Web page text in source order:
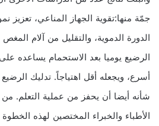
جمّة منها:تقوية الجهاز المناعي، تعزيز
الدورة الدموية، والتقليل من آلام
الرضيع يوميا بعد الاستحمام يساعده
أسرع، ويجعله أقل اهتياجاً. تدليك
شأنه أيضا أن يحفز من عملية التعلم. من
الأطباء والخبراء المختصين لهذه